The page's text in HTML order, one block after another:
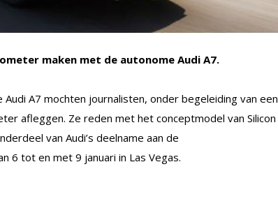
maken met de autonome Audi A7.
A7 mochten journalisten, onder begeleiding van een
afleggen. Ze reden met het conceptmodel van Silicon
van Audi’s deelname aan de
6 tot en met 9 januari in Las Vegas.